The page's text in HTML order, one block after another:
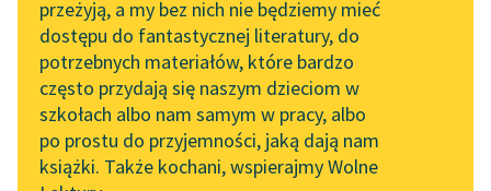
Wolne Lektury na 32.
Pol’and’Rock Festivalu
„Kochanek Lady
Chatterley” do słuchania
na Wolnych Lekturach
Nowy audiobook –
API
OAI-PMH
Widget Wolnych Lektur
Przypisy
przeżyją, a my bez nich nie będziemy mieć
dostępu do fantastycznej literatury, do
potrzebnych materiałów, które bardzo
często przydają się naszym dzieciom w
szkołach albo nam samym w pracy, albo
po prostu do przyjemności, jaką dają nam
książki. Także kochani, wspierajmy Wolne